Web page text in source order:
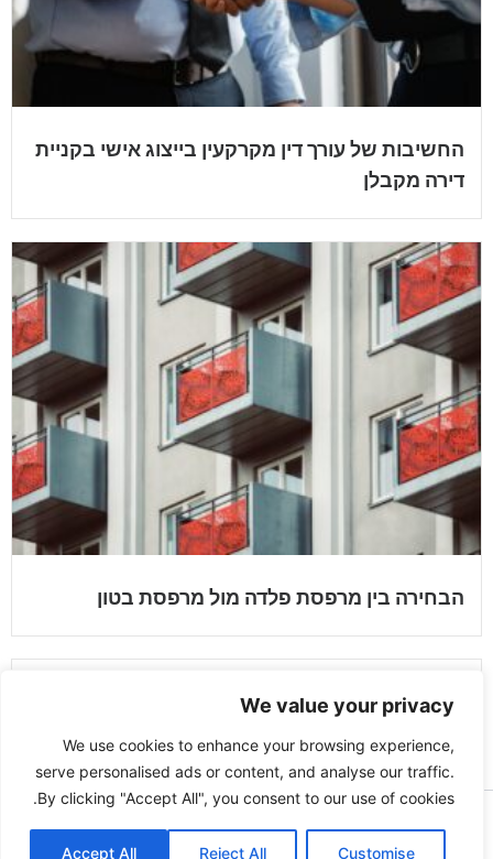
We value your privacy
We use cookies to enhance your browsing experience,
serve personalised ads or content, and analyse our traffic.
By clicking "Accept All", you consent to our use of cookies.
Customise
Reject All
Accept All
החשיבות של עורך דין מקרקעין בייצוג אישי בקניית
דירה מקבלן
הבחירה בין מרפסת פלדה מול מרפסת בטון
Copyright © 2026 menmag | Powered byAstra WordPress
Theme